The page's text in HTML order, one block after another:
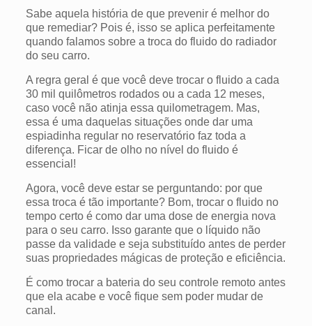
Sabe aquela história de que prevenir é melhor do
que remediar? Pois é, isso se aplica perfeitamente
quando falamos sobre a troca do fluido do radiador
do seu carro.
A regra geral é que você deve trocar o fluido a cada
30 mil quilômetros rodados ou a cada 12 meses,
caso você não atinja essa quilometragem. Mas,
essa é uma daquelas situações onde dar uma
espiadinha regular no reservatório faz toda a
diferença. Ficar de olho no nível do fluido é
essencial!
Agora, você deve estar se perguntando: por que
essa troca é tão importante? Bom, trocar o fluido no
tempo certo é como dar uma dose de energia nova
para o seu carro. Isso garante que o líquido não
passe da validade e seja substituído antes de perder
suas propriedades mágicas de proteção e eficiência.
É como trocar a bateria do seu controle remoto antes
que ela acabe e você fique sem poder mudar de
canal.